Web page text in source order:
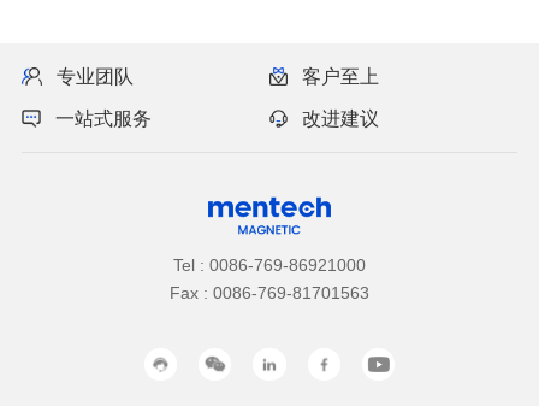
专业团队 客户至上
一站式服务 改进建议
Tel : 0086-769-86921000
Fax : 0086-769-81701563